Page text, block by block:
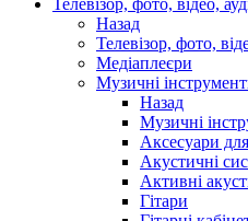
Телевізор, фото, відео,
Назад
Телевізор, фото,
Медіаплеєри
Музичні
Назад
Музичні
Аксесуари
Акустичні
Активні
Гітари